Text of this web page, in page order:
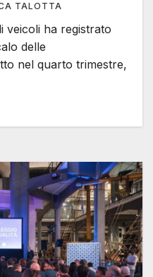
TALOTTA
veicoli ha registrato
delle
nel quarto trimestre,